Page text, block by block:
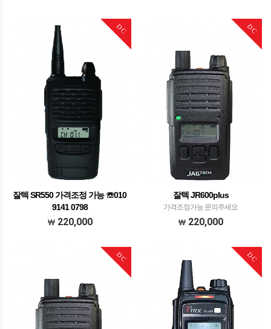
DC
잘텍 SR550 가격조정 가능 ☏010
9141 0798
가격조정가능 문의주세요
220,000
DC
잘텍 JR600plus
가격조정가능 문의주세요
220,000
DC DC